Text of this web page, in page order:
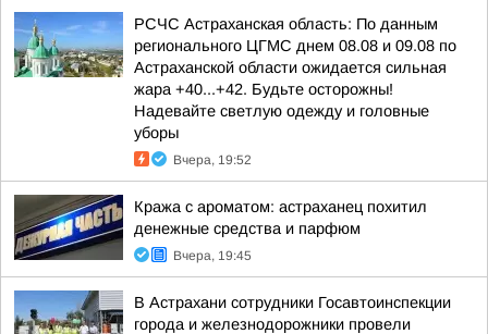
РСЧС Астраханская область: По данным
регионального ЦГМС днем 08.08 и 09.08 по
Астраханской области ожидается сильная
жара +40...+42. Будьте осторожны!
Надевайте светлую одежду и головные
уборы
Вчера, 19:52
Кража с ароматом: астраханец похитил
денежные средства и парфюм
Вчера, 19:45
В Астрахани сотрудники Госавтоинспекции
города и железнодорожники провели